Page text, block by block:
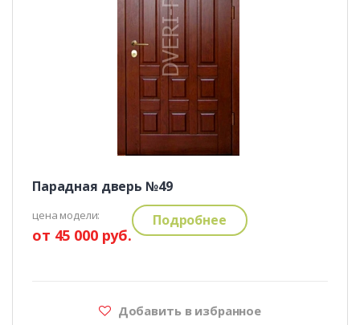
Парадная дверь №49
цена модели:
от 45 000 руб.
Подробнее
Добавить в избранное